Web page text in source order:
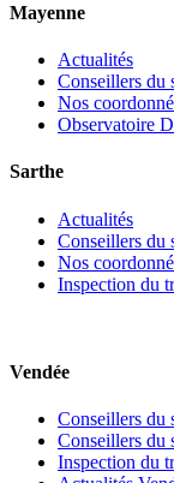
Mayenne
Actualités
Conseillers du
Nos
Observatoire
Sarthe
Actualités
Conseillers du
Nos
Inspection du
Vendée
Conseillers du
Conseillers du
Inspection du